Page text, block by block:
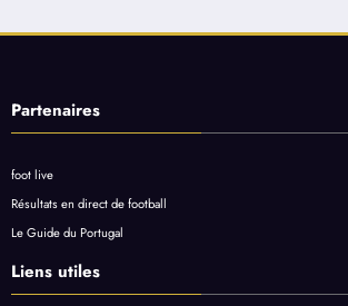
Partenaires
foot live
Résultats en direct de football
Le Guide du Portugal
Liens utiles